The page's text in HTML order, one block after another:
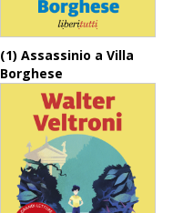
(1) Assassinio a Villa
Borghese